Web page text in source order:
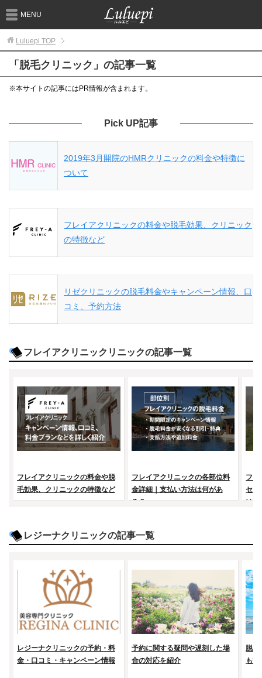
MENU
Luluepi TOP
「脱毛クリニック」の記事一覧
※本サイトの記事にはPR情報が含まれます。
Pick UP記事
2019年3月開院のHMRクリニックの料金や特徴に
ついて
フレイアクリニックの料金や脱毛効果、クリニック
の特徴など
リゼクリニックの脱毛料金やキャンペーン情報、口
コミ、予約方法
フレイアクリニックリニックの記事一覧
フレイアクリニックの料金や脱
毛効果、クリニックの特徴など
フレイアクリニックの各部位料
金詳細｜支払い方法は何があ
る？
フレ
セル
はど
レジーナクリニックの記事一覧
レジーナクリニックの予約・料
金・口コミ・キャンペーン情報
予約に関する疑問や遅刻した場
合の対応を紹介
脱毛
も